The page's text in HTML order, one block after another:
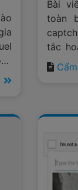
Bài
toàn
tắc
loại
bản
viết